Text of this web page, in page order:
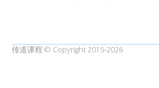
传道课程 © Copyright 2015-2026